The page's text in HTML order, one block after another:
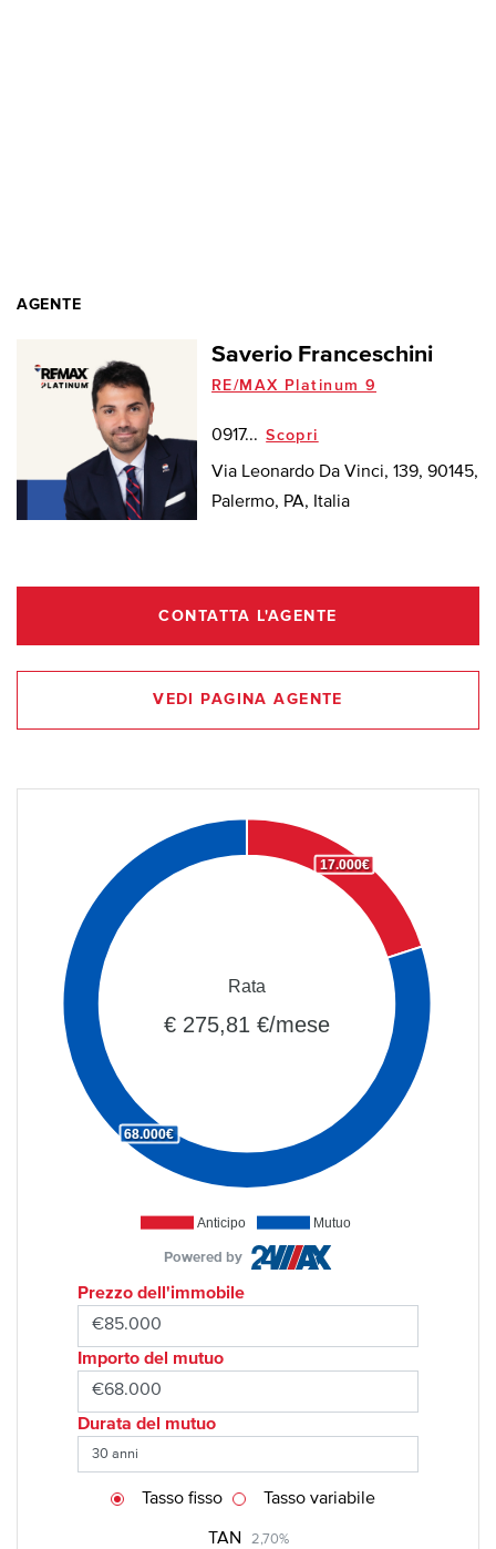
AGENTE
Saverio Franceschini
RE/MAX Platinum 9
0917... Scopri
Via Leonardo Da Vinci, 139, 90145,
Palermo, PA, Italia
CONTATTA L'AGENTE
VEDI PAGINA AGENTE
Anticipo Mutuo
17.000€
68.000€
Rata
€ 275,81 €/mese
Powered by
Prezzo dell'immobile
Importo del mutuo
Durata del mutuo
TAN 2,70%
Tasso fisso Tasso variabile